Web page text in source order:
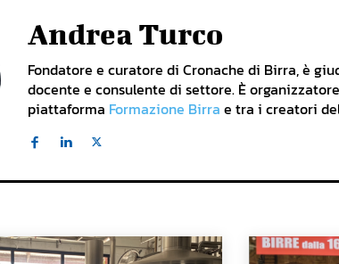
Andrea Turco
Fondatore e curatore di Cronache di Birra, è
docente e consulente di settore. È
piattaforma Formazione Birra e tra i creatori